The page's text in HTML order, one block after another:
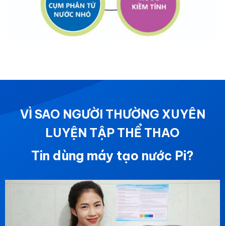
VÌ SAO NGƯỜI THƯỜNG XUYÊN
LUYỆN TẬP THỂ THAO
Tin dùng máy tạo nước Pi?